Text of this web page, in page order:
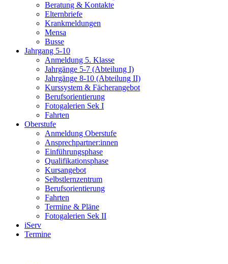
Beratung & Kontakte
Elternbriefe
Krankmeldungen
Mensa
Busse
Jahrgang 5-10
Anmeldung 5. Klasse
Jahrgänge 5-7 (Abteilung I)
Jahrgänge 8-10 (Abteilung II)
Kurssystem & Fächerangebot
Berufsorientierung
Fotogalerien Sek I
Fahrten
Oberstufe
Anmeldung Oberstufe
Ansprechpartner:innen
Einführungsphase
Qualifikationsphase
Kursangebot
Selbstlernzentrum
Berufsorientierung
Fahrten
Termine & Pläne
Fotogalerien Sek II
iServ
Termine